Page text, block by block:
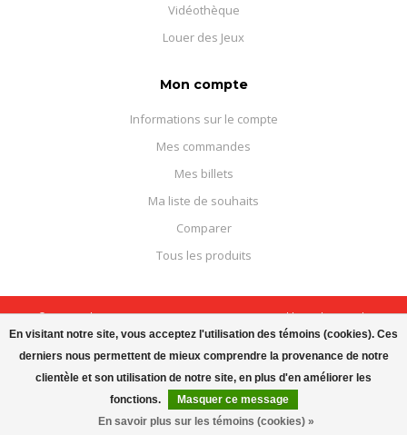
En visitant notre site, vous acceptez l'utilisation des témoins (cookies). Ces
derniers nous permettent de mieux comprendre la provenance de notre
clientèle et son utilisation de notre site, en plus d'en améliorer les
fonctions.
Masquer ce message
En savoir plus sur les témoins (cookies) »
Vidéothèque
Louer des Jeux
Mon compte
Informations sur le compte
Mes commandes
Mes billets
Ma liste de souhaits
Comparer
Tous les produits
© Copyright 2026 Boutique Courajeux - Powered byLightspeed-
Theme byDyvelopment